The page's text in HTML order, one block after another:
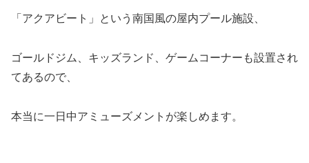
「アクアビート」という南国風の屋内プール施設、
ゴールドジム、キッズランド、ゲームコーナーも設置され
てあるので、
本当に一日中アミューズメントが楽しめます。